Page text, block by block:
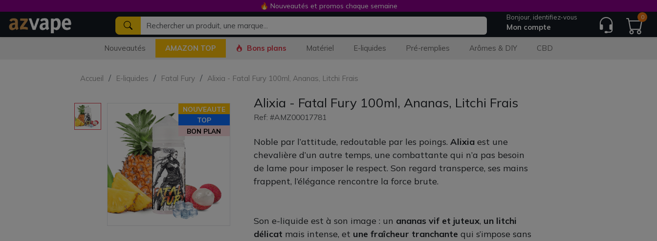
Bonjour, identifiez-vous
Mon compte
0
Nouveautés AMAZON TOP Bons plans Matériel E-liquides Pré-remplies Arômes & DIY CBD
Accueil E-liquides Fatal Fury Alixia - Fatal Fury 100ml, Ananas, Litchi Frais
NOUVEAUTE
TOP
BON PLAN
Alixia - Fatal Fury 100ml, Ananas, Litchi Frais
Ref: #AMZ00017781
Noble par l’attitude, redoutable par les poings. Alixiaest une
chevalière d’un autre temps, une combattante qui n’a pas besoin
de lame pour imposer le respect. Son regard transperce, ses mains
frappent, l’élégance rencontre la force brute.
Son e-liquide est à son image : un ananas vif et juteux, un litchi
délicat mais intense, et une fraîcheur tranchante qui s’impose sans
🔥 Nouveautés et promos chaque semaine